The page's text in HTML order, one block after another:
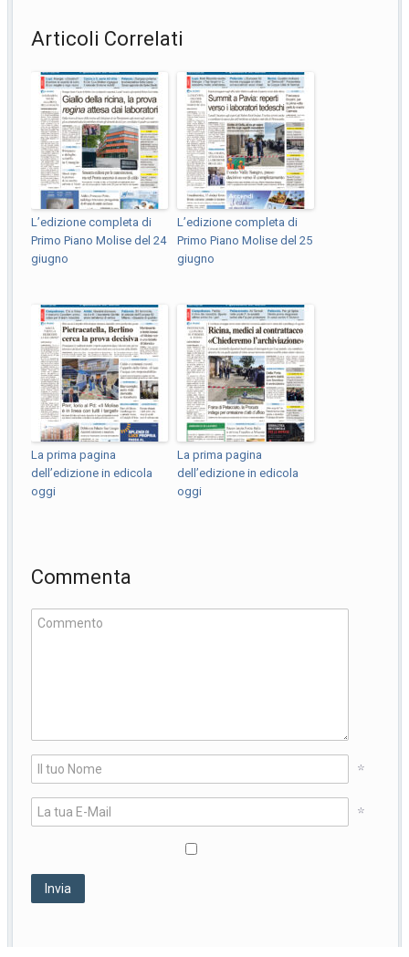
Articoli Correlati
L’edizione completa di
Primo Piano Molise del 24
giugno
L’edizione completa di
Primo Piano Molise del 25
giugno
La prima pagina
dell’edizione in edicola
oggi
La prima pagina
dell’edizione in edicola
oggi
Commenta
*
*